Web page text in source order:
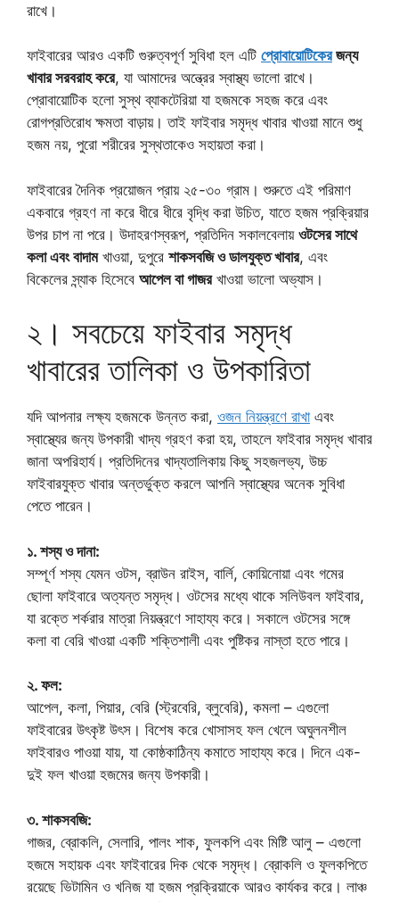
রাখে।
ফাইবারের আরও একটি গুরুত্বপূর্ণ সুবিধা হল এটি প্রোবায়োটিকেরজন্য
খাবার সরবরাহ করে, যা আমাদের অন্ত্রের স্বাস্থ্য ভালো রাখে।
প্রোবায়োটিক হলো সুস্থ ব্যাকটেরিয়া যা হজমকে সহজ করে এবং
রোগপ্রতিরোধ ক্ষমতা বাড়ায়। তাই ফাইবার সমৃদ্ধ খাবার খাওয়া মানে শুধু
হজম নয়, পুরো শরীরের সুস্থতাকেও সহায়তা করা।
ফাইবারের দৈনিক প্রয়োজন প্রায় ২৫-৩০ গ্রাম। শুরুতে এই পরিমাণ
একবারে গ্রহণ না করে ধীরে ধীরে বৃদ্ধি করা উচিত, যাতে হজম প্রক্রিয়ার
উপর চাপ না পরে। উদাহরণস্বরূপ, প্রতিদিন সকালবেলায় ওটসের সাথে
কলা এবং বাদামখাওয়া, দুপুরে শাকসবজি ও ডালযুক্ত খাবার, এবং
বিকেলের স্ন্যাক হিসেবে আপেল বা গাজরখাওয়া ভালো অভ্যাস।
২। সবচেয়ে ফাইবার সমৃদ্ধ
খাবারের তালিকা ও উপকারিতা
যদি আপনার লক্ষ্য হজমকে উন্নত করা, ওজন নিয়ন্ত্রণে রাখাএবং
স্বাস্থ্যের জন্য উপকারী খাদ্য গ্রহণ করা হয়, তাহলে ফাইবার সমৃদ্ধ খাবার
জানা অপরিহার্য। প্রতিদিনের খাদ্যতালিকায় কিছু সহজলভ্য, উচ্চ
ফাইবারযুক্ত খাবার অন্তর্ভুক্ত করলে আপনি স্বাস্থ্যের অনেক সুবিধা
পেতে পারেন।
১. শস্য ও দানা:
সম্পূর্ণ শস্য যেমন ওটস, ব্রাউন রাইস, বার্লি, কোয়িনোয়া এবং গমের
ছোলা ফাইবারে অত্যন্ত সমৃদ্ধ। ওটসের মধ্যে থাকে সলিউবল ফাইবার,
যা রক্তে শর্করার মাত্রা নিয়ন্ত্রণে সাহায্য করে। সকালে ওটসের সঙ্গে
কলা বা বেরি খাওয়া একটি শক্তিশালী এবং পুষ্টিকর নাস্তা হতে পারে।
২. ফল:
আপেল, কলা, পিয়ার, বেরি (স্ট্রবেরি, ব্লুবেরি), কমলা – এগুলো
ফাইবারের উৎকৃষ্ট উৎস। বিশেষ করে খোসাসহ ফল খেলে অঘুলনশীল
ফাইবারও পাওয়া যায়, যা কোষ্ঠকাঠিন্য কমাতে সাহায্য করে। দিনে এক-
দুই ফল খাওয়া হজমের জন্য উপকারী।
৩. শাকসবজি:
গাজর, ব্রোকলি, সেলারি, পালং শাক, ফুলকপি এবং মিষ্টি আলু – এগুলো
হজমে সহায়ক এবং ফাইবারের দিক থেকে সমৃদ্ধ। ব্রোকলি ও ফুলকপিতে
রয়েছে ভিটামিন ও খনিজ যা হজম প্রক্রিয়াকে আরও কার্যকর করে। লাঞ্চ